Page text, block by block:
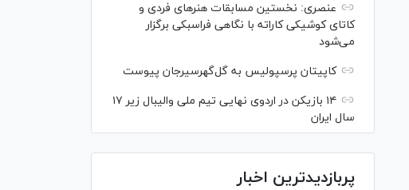
عنصری: نخستین مسابقات هنر‌های فردی و
کاتای کوشیکی کاراته با نگاهی فراسبکی برگزار
می‌شود
کاپیتان پرسپولیس به گل‌گهرسیرجان پیوست
۱۴ بازیکن در اردوی نهایی تیم ملی والیبال زیر ۱۷
سال ایران
پربازدیدترین اخبار